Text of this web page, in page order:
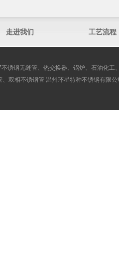
走进我们 工艺流程
锈钢无缝管、热交换器、锅炉、石油化
双相不锈钢管 温州环星特种不锈钢有限